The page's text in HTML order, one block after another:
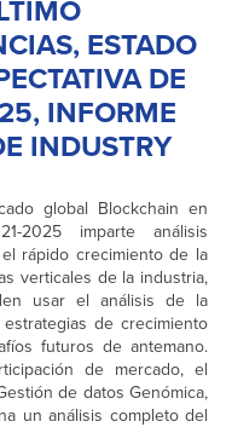
ESTADO
DE
INFORME
INDUSTRY
global Blockchain en
2025 imparte análisis
rápido crecimiento de la
verticales de la industria,
usar el análisis de la
de crecimiento
futuros de antemano.
de mercado, el
de datos Genómica,
un análisis completo del